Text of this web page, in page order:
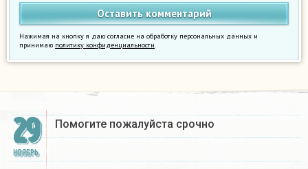
Нажимая на кнопку я даю согласие на обработку персональных данных и
принимаю политику конфиденциальности.
29
НОЯБРЬ
Помогите пожалуйста срочно ​